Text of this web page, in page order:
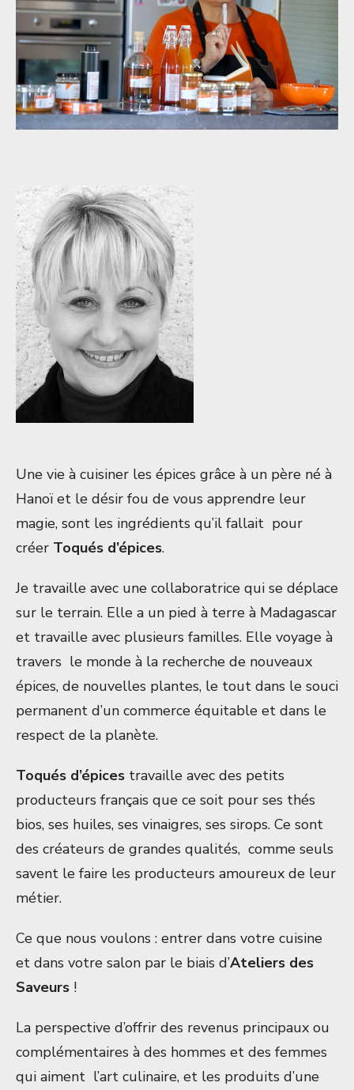
Une vie à cuisiner les épices grâce à un père né à
Hanoï et le désir fou de vous apprendre leur
magie, sont les ingrédients qu’il fallait pour
créer Toqués d’épices.
Je travaille avec une collaboratrice qui se déplace
sur le terrain. Elle a un pied à terre à Madagascar
et travaille avec plusieurs familles. Elle voyage à
travers le monde à la recherche de nouveaux
épices, de nouvelles plantes, le tout dans le souci
permanent d’un commerce équitable et dans le
respect de la planète.
Toqués d’épices travaille avec des petits
producteurs français que ce soit pour ses thés
bios, ses huiles, ses vinaigres, ses sirops. Ce sont
des créateurs de grandes qualités, comme seuls
savent le faire les producteurs amoureux de leur
métier.
Ce que nous voulons : entrer dans votre cuisine
et dans votre salon par le biais d’Ateliers des
Saveurs !
La perspective d’offrir des revenus principaux ou
complémentaires à des hommes et des femmes
qui aiment l’art culinaire, et les produits d’une